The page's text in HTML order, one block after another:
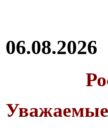
06.08.2026
Уважаемые